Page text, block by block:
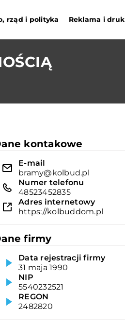
rząd i polityka Reklama i druk
kontakowe
E-mail
bramy@kolbud.pl
Numer telefonu
48523452835
Adres internetowy
https://kolbuddom.pl
firmy
Data rejestracji firmy
31 maja 1990
NIP
5540232521
REGON
2482820